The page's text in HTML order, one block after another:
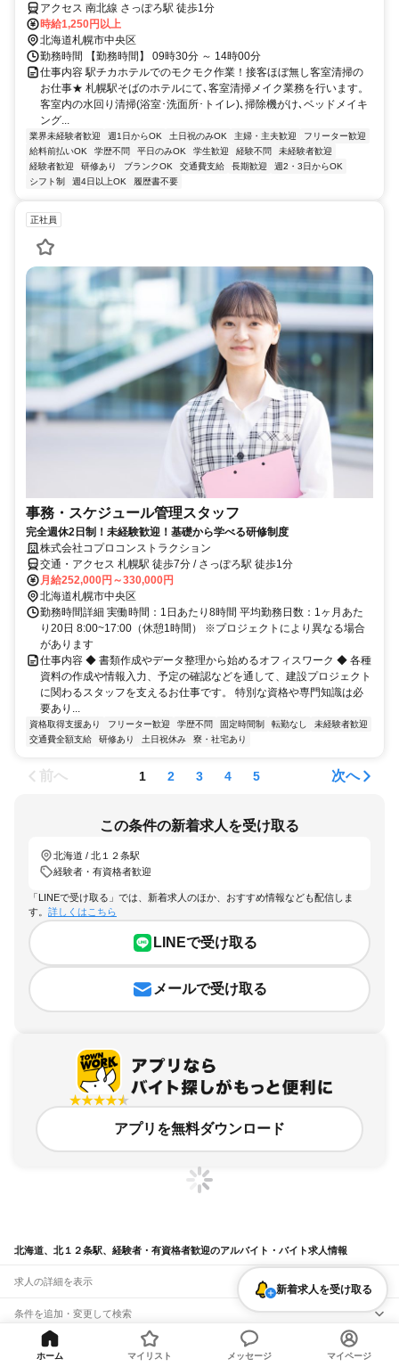
アクセス 南北線 さっぽろ駅 徒歩1分
時給1,250円以上
北海道札幌市中央区
勤務時間 【勤務時間】 09時30分 ～ 14時00分
仕事内容 駅チカホテルでのモクモク作業！接客ほぼ無し客室清掃の
お仕事★ 札幌駅そばのホテルにて､客室清掃メイク業務を行います。
客室内の水回り清掃(浴室･洗面所･トイレ)､掃除機がけ､ベッドメイキ
ング...
業界未経験者歓迎 週1日からOK 土日祝のみOK 主婦・主夫歓迎
フリーター歓迎
給料前払いOK
学歴不問 平日のみOK 学生歓迎 経験不問
未経験者歓迎
経験者歓迎
研修あり ブランクOK 交通費支給 長期歓迎
週2・3日からOK
シフト制
週4日以上OK 履歴書不要
正社員
事務・スケジュール管理スタッフ
完全週休2日制！未経験歓迎！基礎から学べる研修制度
株式会社コプロコンストラクション
交通・アクセス 札幌駅 徒歩7分 / さっぽろ駅 徒歩1分
月給252,000円～330,000円
北海道札幌市中央区
勤務時間詳細 実働時間：1日あたり8時間 平均勤務日数：1ヶ月あた
り20日 8:00~17:00（休憩1時間） ※プロジェクトにより異なる場合
があります
仕事内容 ◆ 書類作成やデータ整理から始めるオフィスワーク ◆ 各種
資料の作成や情報入力、予定の確認などを通して、建設プロジェクト
に関わるスタッフを支えるお仕事です。 特別な資格や専門知識は必
要あり...
資格取得支援あり フリーター歓迎 学歴不問 固定時間制 転勤なし
未経験者歓迎
交通費全額支給
研修あり 土日祝休み 寮・社宅あり
前へ 1 2 3 4 5 次へ
この条件の新着求人を受け取る
北海道 / 北１２条駅
経験者・有資格者歓迎
「LINEで受け取る」では、新着求人のほか、おすすめ情報なども配信しま
す。 詳しくはこちら
LINEで受け取る
メールで受け取る
アプリを無料ダウンロード
北海道、北１２条駅、経験者・有資格者歓迎のアルバイト・バイト求人情報
求人の詳細を表示
条件を追加・変更して検索
市区町村を追加・変更
関連キーワード
新着求人を受け取る
ホーム マイリスト メッセージ マイページ